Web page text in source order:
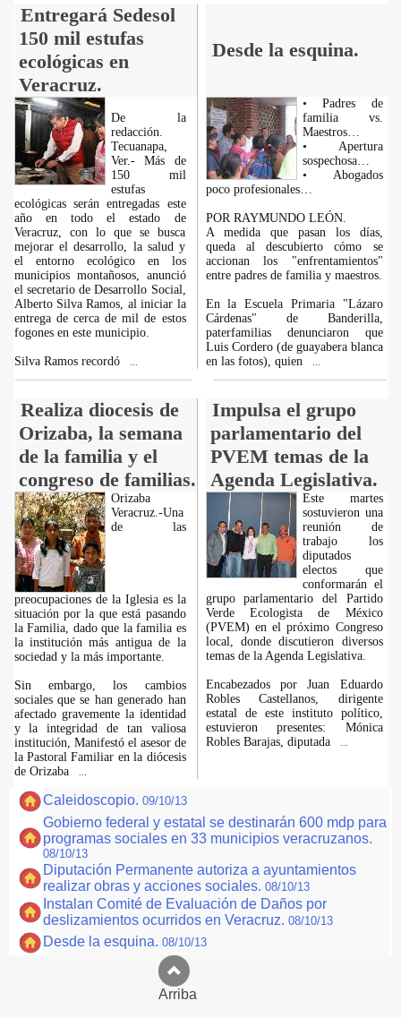
Entregará Sedesol
150 mil estufas
ecológicas en
Veracruz.
Desde la esquina.
De la
redacción.
Tecuanapa,
Ver.- Más de
150 mil
estufas
ecológicas serán entregadas este
año en todo el estado de
Veracruz, con lo que se busca
mejorar el desarrollo, la salud y
el entorno ecológico en los
municipios montañosos, anunció
el secretario de Desarrollo Social,
Alberto Silva Ramos, al iniciar la
entrega de cerca de mil de estos
fogones en este municipio.
Silva Ramos recordó
• Padres de
familia vs.
Maestros…
• Apertura
sospechosa…
• Abogados
poco profesionales…
POR RAYMUNDO LEÓN.
A medida que pasan los días,
queda al descubierto cómo se
accionan los "enfrentamientos"
entre padres de familia y maestros.
En la Escuela Primaria "Lázaro
Cárdenas" de Banderilla,
paterfamilias denunciaron que
Luis Cordero (de guayabera blanca
en las fotos), quien
Realiza diocesis de
Orizaba, la semana
de la familia y el
congreso de familias.
Impulsa el grupo
parlamentario del
PVEM temas de la
Agenda Legislativa.
Orizaba
Veracruz.-Una
de las
preocupaciones de la Iglesia es la
situación por la que está pasando
la Familia, dado que la familia es
la institución más antigua de la
sociedad y la más importante.
Sin embargo, los cambios
sociales que se han generado han
afectado gravemente la identidad
y la integridad de tan valiosa
institución, Manifestó el asesor de
la Pastoral Familiar en la diócesis
de Orizaba
Este martes
sostuvieron una
reunión de
trabajo los
diputados
electos que
conformarán el
grupo parlamentario del Partido
Verde Ecologista de México
(PVEM) en el próximo Congreso
local, donde discutieron diversos
temas de la Agenda Legislativa.
Encabezados por Juan Eduardo
Robles Castellanos, dirigente
estatal de este instituto político,
estuvieron presentes: Mónica
Robles Barajas, diputada
Caleidoscopio. 09/10/13
Gobierno federal y estatal se destinarán 600 mdp para
programas sociales en 33 municipios veracruzanos.
08/10/13
Diputación Permanente autoriza a ayuntamientos
realizar obras y acciones sociales. 08/10/13
Instalan Comité de Evaluación de Daños por
deslizamientos ocurridos en Veracruz. 08/10/13
Desde la esquina. 08/10/13
Arriba